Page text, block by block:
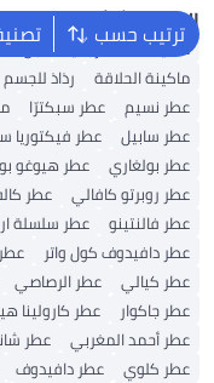
ترتيب حسب
البحث الشائع
ماكينة حلاقة رجالية جل
ماكينة الحلاقة
رذاذ للجسم
عطر نسيم
عطر سبكترّا
عطر سابيل
عطر فيكتوريا
عطر بولغاري
عطر هيوغو
عطر روبرتو كافالي
عطر
عطر فالنتينو
عطر سلسلة
عطر دافيدوف كول واتر
عطر كيالي
عطر الرصاصي
عطر جاكوار
عطر كارولينا
عطر أحمد المغربي
عطر
عطر كلوي
عطر دافيدوف